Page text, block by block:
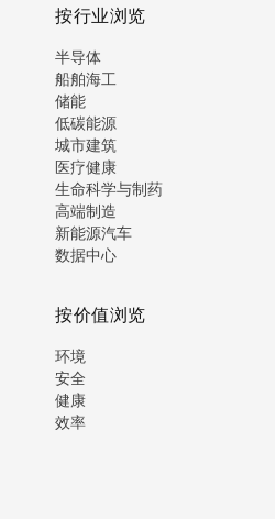
按行业浏览
半导体
船舶海工
储能
低碳能源
城市建筑
医疗健康
生命科学与制药
高端制造
新能源汽车
数据中心
按价值浏览
环境
安全
健康
效率